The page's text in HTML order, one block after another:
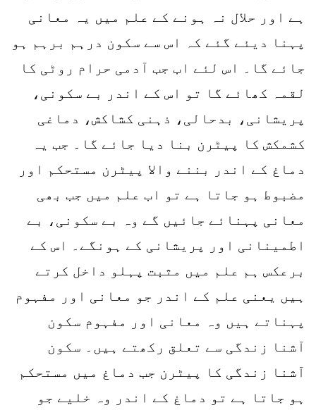
ہے اور حلال نہ ہونے کے علم میں یہ معانی
پہنا دیئے گئے کہ اس سے سکون درہم برہم ہو
جائے گا۔ اس لئے اب جب آدمی حرام روٹی کا
لقمہ کھائے گا تو اس کے اندر بے سکونی،
پریشانی، بدحالی، ذہنی کشاکش، دماغی
کشمکش کا پیٹرن بنا دیا جائے گا۔ جب یہ
دماغ کے اندر بننے والا پیٹرن مستحکم اور
مضبوط ہو جاتا ہے تو اب علم میں جب بھی
معانی پہنائے جائیں گے وہ بے سکونی، بے
اطمینانی اور پریشانی کے ہونگے۔ اس کے
برعکس ہم علم میں مثبت پہلو داخل کرتے
ہیں یعنی علم کے اندر جو معانی اور مفہوم
پہناتے ہیں وہ معانی اور مفہوم سکون
آشنا زندگی سے تعلق رکھتے ہیں۔ سکون
آشنا زندگی کا پیٹرن جب دماغ میں مستحکم
ہو جاتا ہے تو دماغ کے اندر وہ خلیے جو